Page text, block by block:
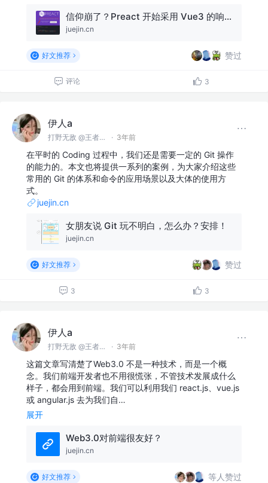
信仰崩了？Preact 开始采用 Vue3 的响应式设计
juejin.cn
好文推荐 赞过
评论 3
伊人a
打野无敌 @王者峡谷 · 3年前
在平时的 Coding 过程中，我们还是需要一定的 Git 操作
的能力的。本文也将提供一系列的案例，为大家介绍这些
常用的 Git 的体系和命令的应用场景以及大体的使用方
式。
juejin.cn
女朋友说 Git 玩不明白，怎么办？安排！
juejin.cn
好文推荐 赞过
3 3
伊人a
打野无敌 @王者峡谷 · 3年前
这篇文章写清楚了Web3.0 不是一种技术，而是一个概
念。我们前端开发者也不用很慌张，不管技术发展成什么
样子，都会用到前端。我们可以利用我们 react.js、vue.js
或 angular.js 去为我们自…
展开
Web3.0对前端很友好？
juejin.cn
好文推荐 等人赞过